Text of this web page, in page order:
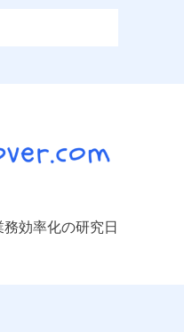
効率化の研究日